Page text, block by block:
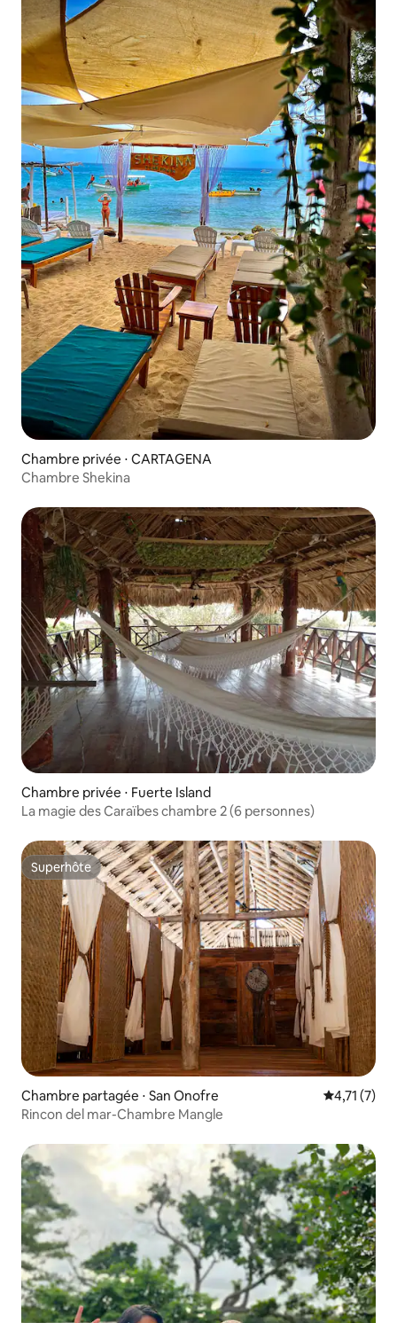
Chambre privée ⋅ CARTAGENA
Chambre Shekina
Chambre privée ⋅ Fuerte Island
La magie des Caraïbes chambre 2 (6 personnes)
Superhôte
Superhôte
Chambre partagée ⋅ San Onofre Évaluation
4,71 (7)
Rincon del mar-Chambre Mangle